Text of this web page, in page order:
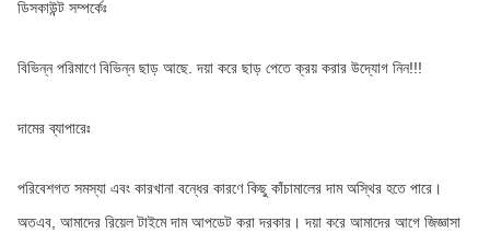
ডিসকাউন্ট সম্পর্কেঃ
বিভিন্ন পরিমাণে বিভিন্ন ছাড় আছে. দয়া করে ছাড় পেতে ক্রয় করার উদ্যোগ নিন!!!
দামের ব্যাপারেঃ
পরিবেশগত সমস্যা এবং কারখানা বন্ধের কারণে কিছু কাঁচামালের দাম অস্থির হতে পারে।
অতএব, আমাদের রিয়েল টাইমে দাম আপডেট করা দরকার। দয়া করে আমাদের আগে জিজ্ঞাসা